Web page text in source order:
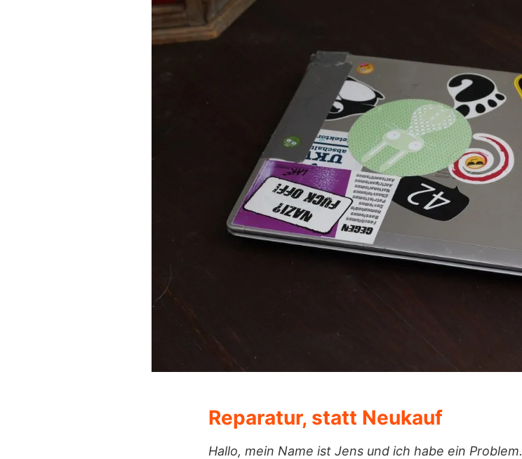
Reparatur, statt Neukauf
Hallo, mein Name ist Jens und ich habe ein Problem.